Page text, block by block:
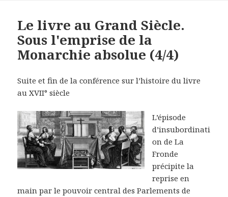
Le livre au Grand Siècle.
Sous l'emprise de la
Monarchie absolue (4/4)
Suite et fin de la conférence sur l’histoire du livre
au XVII° siècle
L’épisode
d’insubordinati
on de La
Fronde
précipite la
reprise en
main par le pouvoir central des Parlements de